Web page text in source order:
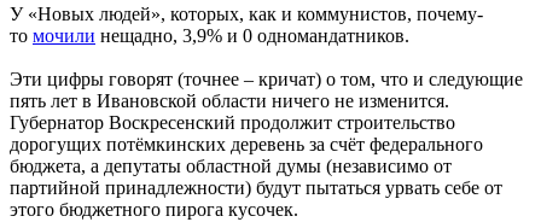
У «Новых людей», которых, как и коммунистов, почему-
то мочили нещадно, 3,9% и 0 одномандатников.
Эти цифры говорят (точнее – кричат) о том, что и следующие
пять лет в Ивановской области ничего не изменится.
Губернатор Воскресенский продолжит строительство
дорогущих потёмкинских деревень за счёт федерального
бюджета, а депутаты областной думы (независимо от
партийной принадлежности) будут пытаться урвать себе от
этого бюджетного пирога кусочек.